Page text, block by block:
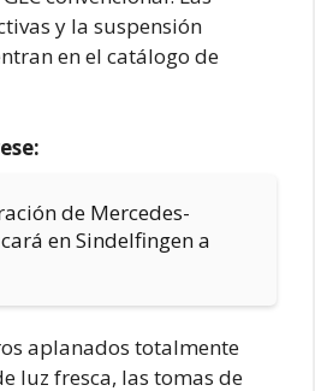
y la suspensión
en el catálogo de
de Mercedes-
en Sindelfingen a
aplanados totalmente
luz fresca, las tomas de